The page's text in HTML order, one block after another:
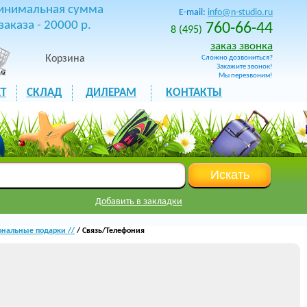
сумма
- 20000 р.
Корзина
E-mail: info@n-studio.ru
8 (495) 760-66-44
заказ звонка
Сложно дозвониться?
Закажите звонок!
Мы перезвоним!
СКЛАД ДИЛЕРАМ КОНТАКТЫ
Добавить в закладки
подарки // / Связь/Телефония